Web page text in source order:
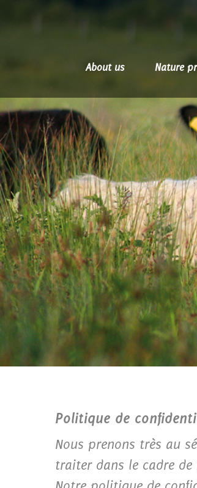
About us Nature
Politique de
Nous prenons très au
traiter dans le cadre